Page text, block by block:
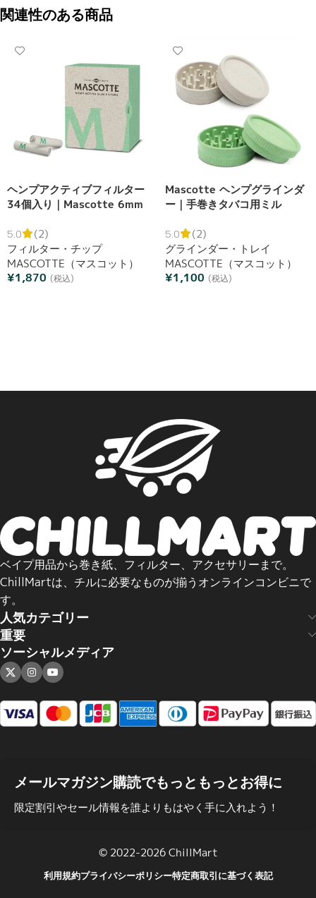
関連性のある商品
ヘンプアクティブフィルター
34個入り｜Mascotte 6mm
5.0
(2)
フィルター・チップ
MASCOTTE（マスコット）
¥1,870 (税込)
Mascotte ヘンプグラインダ
ー｜手巻きタバコ用ミル
5.0
(2)
グラインダー・トレイ
MASCOTTE（マスコット）
¥1,100 (税込)
ベイプ用品から巻き紙、フィルター、アクセサリーまで。
ChillMartは、チルに必要なものが揃うオンラインコンビニで
す。
人気カテゴリー
重要
ソーシャルメディア
メールマガジン購読でもっともっとお得に
限定割引やセール情報を誰よりもはやく手に入れよう！
© 2022-2026 ChillMart
利用規約プライバシーポリシー特定商取引に基づく表記